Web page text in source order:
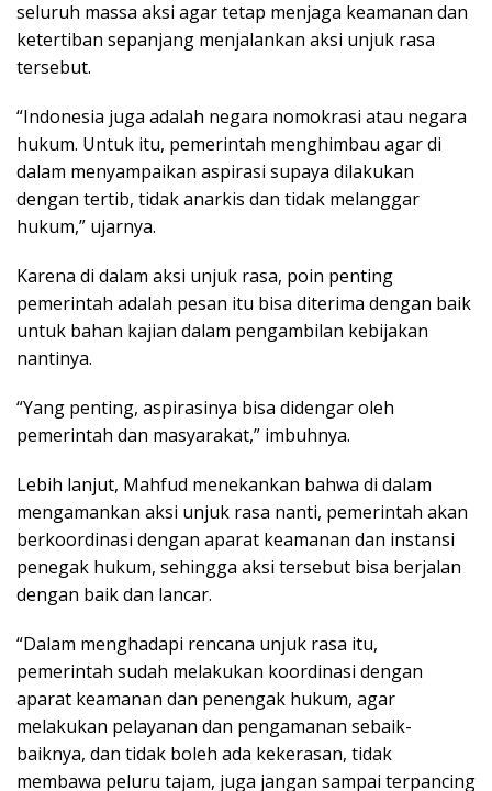
seluruh massa aksi agar tetap menjaga keamanan dan
ketertiban sepanjang menjalankan aksi unjuk rasa
tersebut.
“Indonesia juga adalah negara nomokrasi atau negara
hukum. Untuk itu, pemerintah menghimbau agar di
dalam menyampaikan aspirasi supaya dilakukan
dengan tertib, tidak anarkis dan tidak melanggar
hukum,” ujarnya.
Karena di dalam aksi unjuk rasa, poin penting
pemerintah adalah pesan itu bisa diterima dengan baik
untuk bahan kajian dalam pengambilan kebijakan
nantinya.
“Yang penting, aspirasinya bisa didengar oleh
pemerintah dan masyarakat,” imbuhnya.
Lebih lanjut, Mahfud menekankan bahwa di dalam
mengamankan aksi unjuk rasa nanti, pemerintah akan
berkoordinasi dengan aparat keamanan dan instansi
penegak hukum, sehingga aksi tersebut bisa berjalan
dengan baik dan lancar.
“Dalam menghadapi rencana unjuk rasa itu,
pemerintah sudah melakukan koordinasi dengan
aparat keamanan dan penengak hukum, agar
melakukan pelayanan dan pengamanan sebaik-
baiknya, dan tidak boleh ada kekerasan, tidak
membawa peluru tajam, juga jangan sampai terpancing